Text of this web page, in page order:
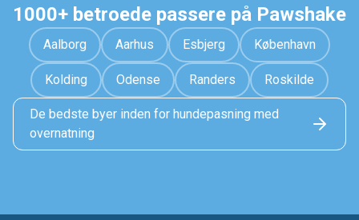
1000+ betroede passere på Pawshake
Aalborg Aarhus Esbjerg København
Kolding Odense Randers Roskilde
De bedste byer inden for hundepasning med
overnatning